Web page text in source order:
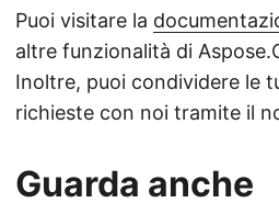
Puoi visitare la
altre funzionalità di
Inoltre, puoi condividere le
richieste con noi tramite il
Guarda anche